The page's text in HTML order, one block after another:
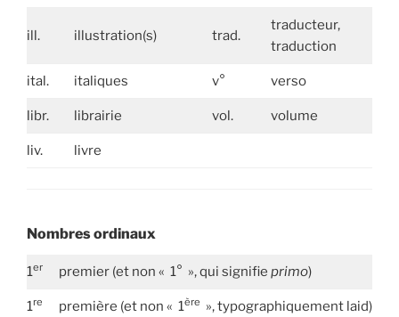
ill. illustration(s) trad.
traducteur,
traduction
ital. italiques v° verso
libr. librairie vol. volume
liv. livre
Nombres ordinaux
1er premier (et non « 1° », qui signifie primo)
1re première (et non « 1ère », typographiquement laid)